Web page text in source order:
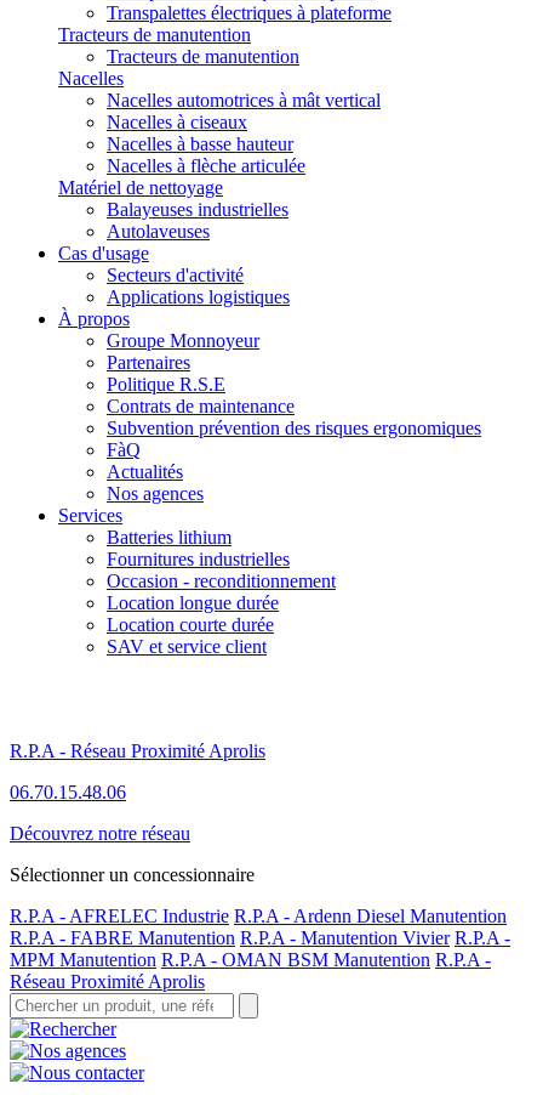
Transpalettes électriques à plateforme
Tracteurs de manutention
Tracteurs de manutention
Nacelles
Nacelles automotrices à mât vertical
Nacelles à ciseaux
Nacelles à basse hauteur
Nacelles à flèche articulée
Matériel de nettoyage
Balayeuses industrielles
Autolaveuses
Cas d'usage
Secteurs d'activité
Applications logistiques
À propos
Groupe Monnoyeur
Partenaires
Politique R.S.E
Contrats de maintenance
Subvention prévention des risques ergonomiques
FàQ
Actualités
Nos agences
Services
Batteries lithium
Fournitures industrielles
Occasion - reconditionnement
Location longue durée
Location courte durée
SAV et service client
R.P.A - Réseau Proximité Aprolis
06.70.15.48.06
Découvrez notre réseau
Sélectionner un concessionnaire
R.P.A - AFRELEC Industrie R.P.A - Ardenn Diesel Manutention
R.P.A - FABRE Manutention R.P.A - Manutention Vivier R.P.A -
MPM Manutention R.P.A - OMAN BSM Manutention R.P.A -
Réseau Proximité Aprolis